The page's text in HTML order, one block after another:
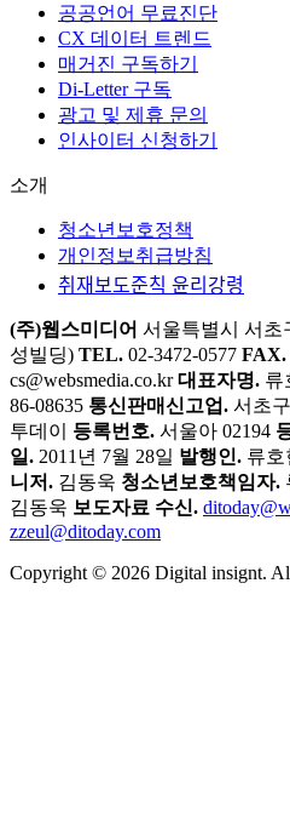
공공언어 무료진단
CX 데이터 트렌드
매거진 구독하기
Di-Letter 구독
광고 및 제휴 문의
인사이터 신청하기
소개
청소년보호정책
개인정보취급방침
취재보도준칙 윤리강령
(주)웹스미디어 서울특별시 서초
성빌딩) TEL. 02-3472-0577 FAX.
cs@websmedia.co.kr 대표자명. 류
86-08635 통신판매신고업. 서초
투데이
등록번호. 서울아 02194
일. 2011년 7월 28일 발행인. 류호
니저. 김동욱 청소년보호책임자.
김동욱 보도자료 수신.
zzeul@ditoday.com
Copyright © 2026 Digital insignt.